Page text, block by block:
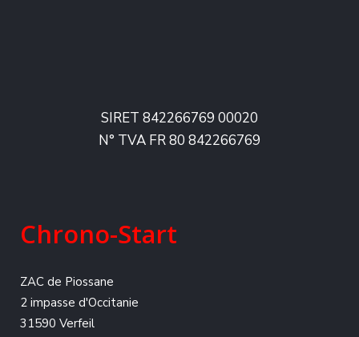
SIRET 842266769 00020
N° TVA FR 80 842266769
Chrono-Start
ZAC de Piossane
2 impasse d'Occitanie
31590 Verfeil